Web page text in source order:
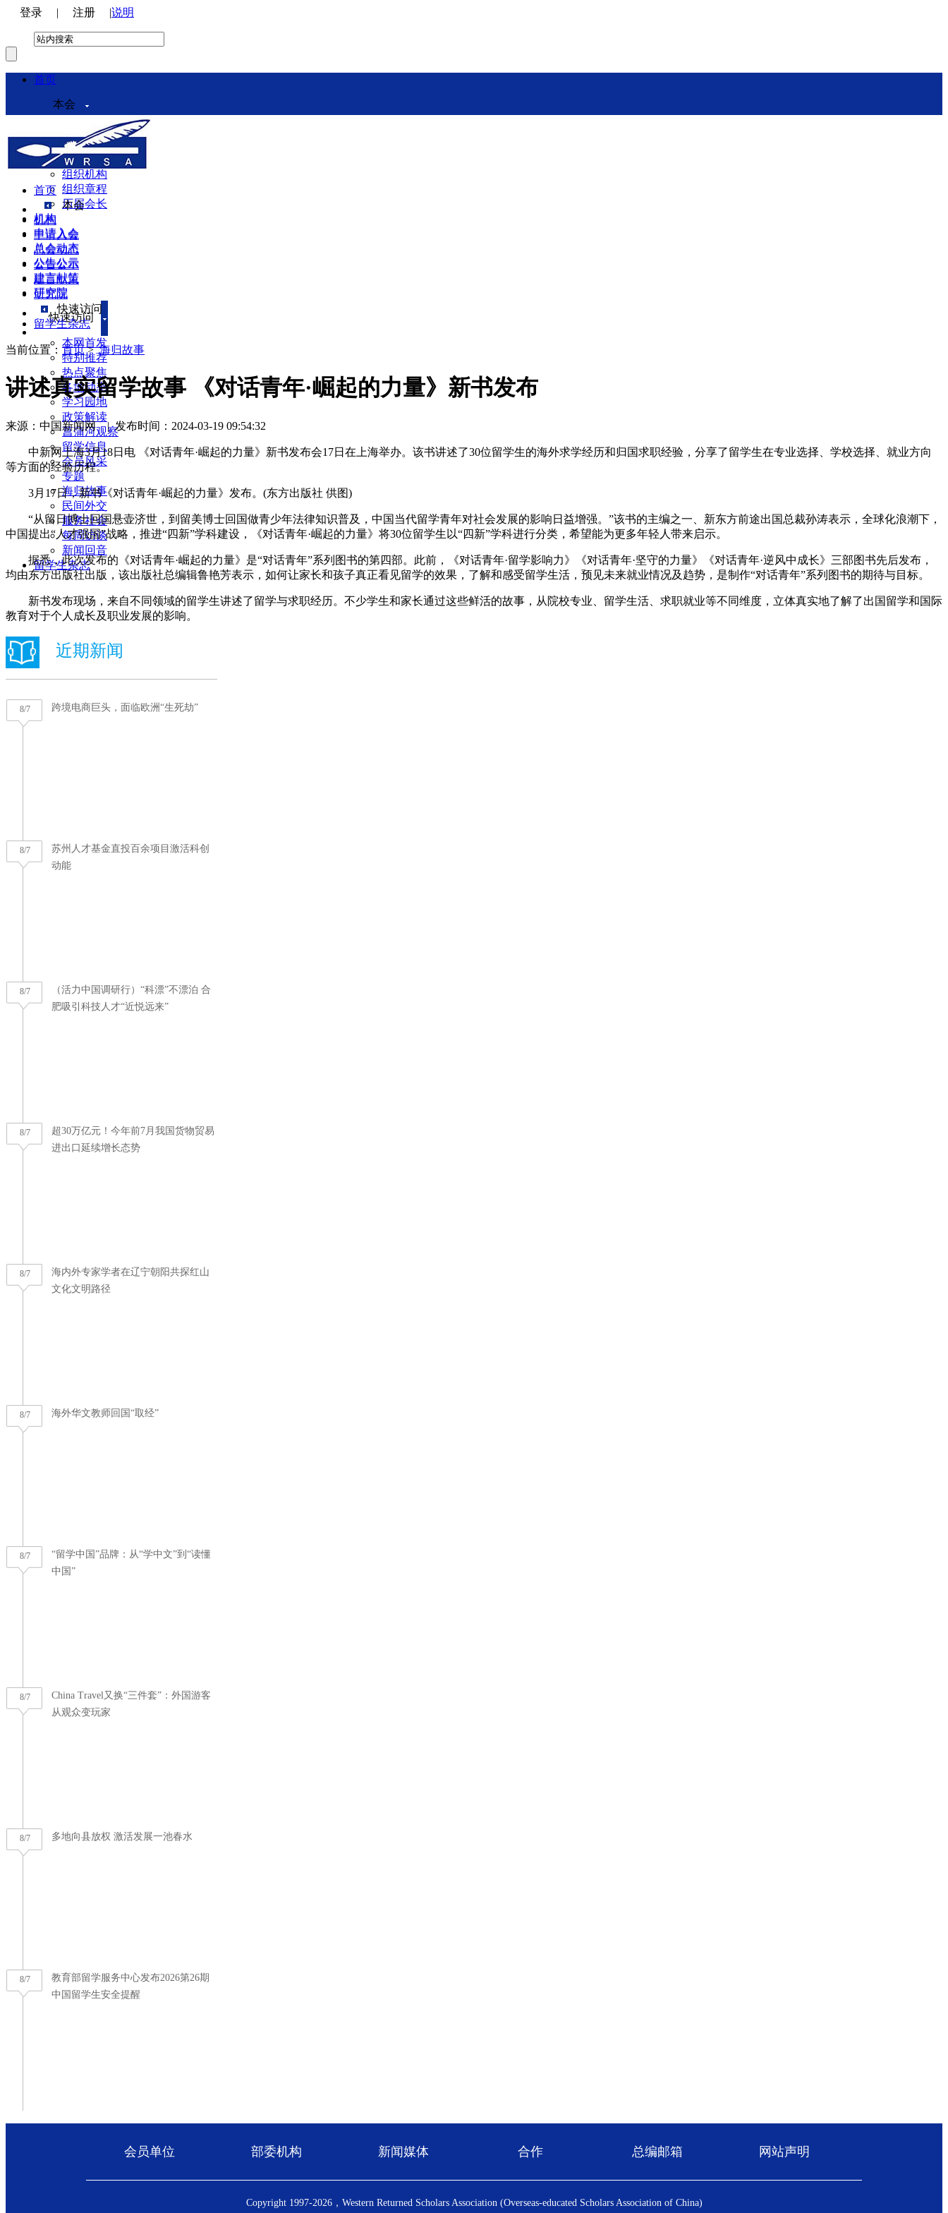
登录 | 注册 |说明
首页
本会
本会介绍
领导机构
理事会
组织机构
组织章程
历届会长
机构
申请入会
总会动态
公告公示
建言献策
研究院
快速访问
本网首发
特别推荐
热点聚焦
各地动态
学习园地
政策解读
菖蒲河观察
留学信息
会员风采
专题
海归故事
民间外交
服务社会
每周访谈
新闻回音
留学生杂志
首页
本会
机构
申请入会
总会动态
公告公示
建言献策
研究院
快速访问
留学生杂志
当前位置： 首页>海归故事
讲述真实留学故事 《对话青年·崛起的力量》新书发布
来源：中国新闻网 |发布时间：2024-03-19 09:54:32
中新网上海3月18日电 《对话青年·崛起的力量》新书发布会17日在上海举办。该书讲述了30位留学生的海外求学经历和归国求职经验，分享了留学生在专业选择、学校选择、就业方向
等方面的经验历程。
3月17日，新书《对话青年·崛起的力量》发布。(东方出版社 供图)
“从留日博士回国悬壶济世，到留美博士回国做青少年法律知识普及，中国当代留学青年对社会发展的影响日益增强。”该书的主编之一、新东方前途出国总裁孙涛表示，全球化浪潮下，
中国提出“人才强国”战略，推进“四新”学科建设，《对话青年·崛起的力量》将30位留学生以“四新”学科进行分类，希望能为更多年轻人带来启示。
据悉，此次发布的《对话青年·崛起的力量》是“对话青年”系列图书的第四部。此前，《对话青年·留学影响力》《对话青年·坚守的力量》《对话青年·逆风中成长》三部图书先后发布，
均由东方出版社出版，该出版社总编辑鲁艳芳表示，如何让家长和孩子真正看见留学的效果，了解和感受留学生活，预见未来就业情况及趋势，是制作“对话青年”系列图书的期待与目标。
新书发布现场，来自不同领域的留学生讲述了留学与求职经历。不少学生和家长通过这些鲜活的故事，从院校专业、留学生活、求职就业等不同维度，立体真实地了解了出国留学和国际
教育对于个人成长及职业发展的影响。